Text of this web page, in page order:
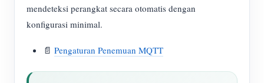
mendeteksi perangkat secara otomatis dengan
konfigurasi minimal.
📄 Pengaturan Penemuan MQTT